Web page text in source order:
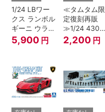
1/24 LBワー
クス ランボル
ギーニ ウラカ
ン Ver.1
5,900 円
≪タムタム限
定復刻再販
≫1/24 430セ
ドリック
2,200 円